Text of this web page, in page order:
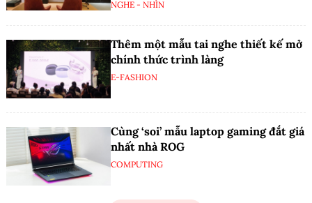
NGHE - NHÌN
Thêm một mẫu tai nghe thiết kế mở
chính thức trình làng
E-FASHION
Cùng ‘soi’ mẫu laptop gaming đắt giá
nhất nhà ROG
COMPUTING